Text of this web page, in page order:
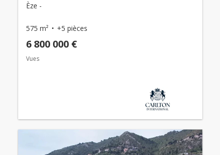
Èze -
575 m² +5 pièces
6 800 000 €
Vues